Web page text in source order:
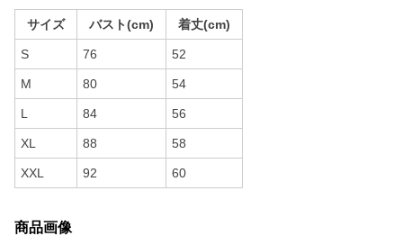
サイズ バスト(cm) 着丈(cm)
S 76 52
M 80 54
L 84 56
XL 88 58
XXL 92 60
商品画像